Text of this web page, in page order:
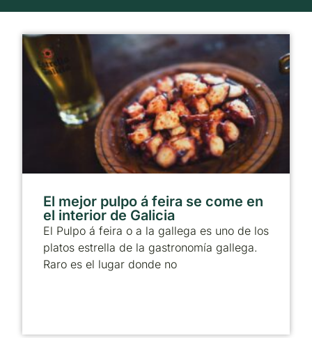
El mejor pulpo á feira se come en
el interior de Galicia
El Pulpo á feira o a la gallega es uno de los
platos estrella de la gastronomía gallega.
Raro es el lugar donde no